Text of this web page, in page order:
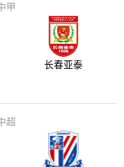
甲
长春亚泰
超